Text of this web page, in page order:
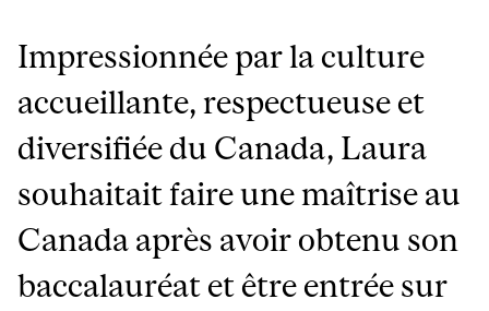
Impressionnée par la culture
accueillante, respectueuse et
diversifiée du Canada, Laura
souhaitait faire une maîtrise au
Canada après avoir obtenu son
baccalauréat et être entrée sur